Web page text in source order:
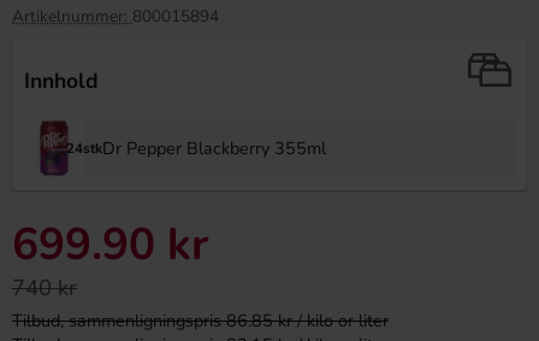
Köp
Artikelnummer: 800015894
Innhold
24stkDr Pepper Blackberry 355ml
699.90 kr
740 kr
Tilbud, sammenligningspris 86.85 kr / kilo or liter